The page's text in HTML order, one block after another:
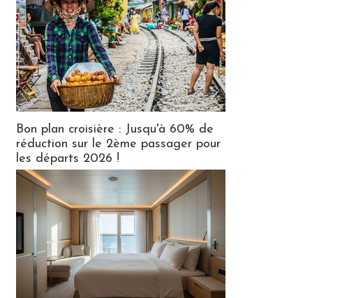
Bon plan croisière : Jusqu'à 60% de
réduction sur le 2ème passager pour
les départs 2026 !